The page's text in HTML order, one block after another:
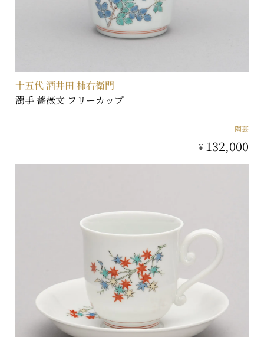
十五代 酒井田 柿右衛門
濁手 薔薇文 フリーカップ
陶芸
¥ 132,000